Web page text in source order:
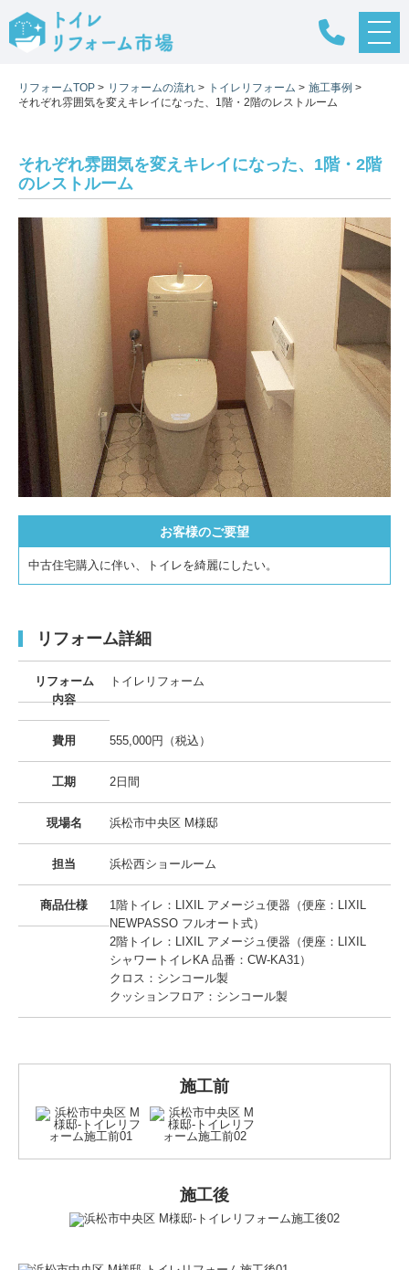
メ
ニ
リフォームTOP > リフォームの流れ > トイレリフォーム > 施工事例 >
それぞれ雰囲気を変えキレイになった、1階・2階のレストルーム
それぞれ雰囲気を変えキレイになった、1階・2階
のレストルーム
お客様のご要望
中古住宅購入に伴い、トイレを綺麗にしたい。
リフォーム詳細
リフォーム
内容
トイレリフォーム
費用 555,000円（税込）
工期 2日間
現場名 浜松市中央区 M様邸
担当 浜松西ショールーム
商品仕様
1階トイレ：LIXIL アメージュ便器（便座：LIXIL
NEWPASSO フルオート式）
2階トイレ：LIXIL アメージュ便器（便座：LIXIL
シャワートイレKA 品番：CW-KA31）
クロス：シンコール製
クッションフロア：シンコール製
施工前
施工後